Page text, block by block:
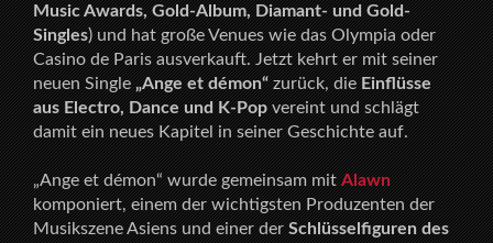
Music Awards, Gold-Album, Diamant- und Gold-
Singles) und hat große Venues wie das Olympia oder
Casino de Paris ausverkauft. Jetzt kehrt er mit seiner
neuen Single„Ange et démon“zurück, dieEinflüsse
aus Electro, Dance und K-Popvereint und schlägt
damit ein neues Kapitel in seiner Geschichte auf.
„Ange et démon“ wurde gemeinsam mitAlawn
komponiert, einem der wichtigsten Produzenten der
Musikszene Asiens und einer derSchlüsselfiguren des